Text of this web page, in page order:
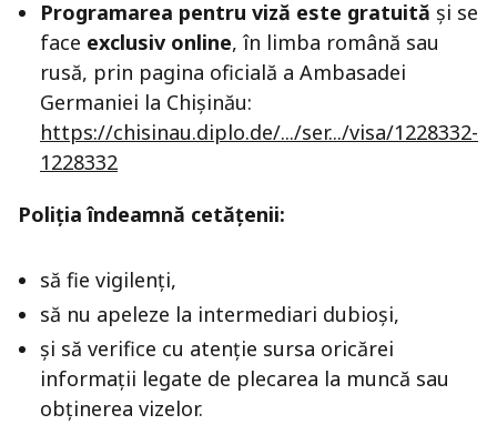
Programarea pentru viză este gratuită și se
face exclusiv online, în limba română sau
rusă, prin pagina oficială a Ambasadei
Germaniei la Chișinău:
https://chisinau.diplo.de/.../ser.../visa/1228332-
1228332
Poliția îndeamnă cetățenii:
să fie vigilenți,
să nu apeleze la intermediari dubioși,
și să verifice cu atenție sursa oricărei
informații legate de plecarea la muncă sau
obținerea vizelor.